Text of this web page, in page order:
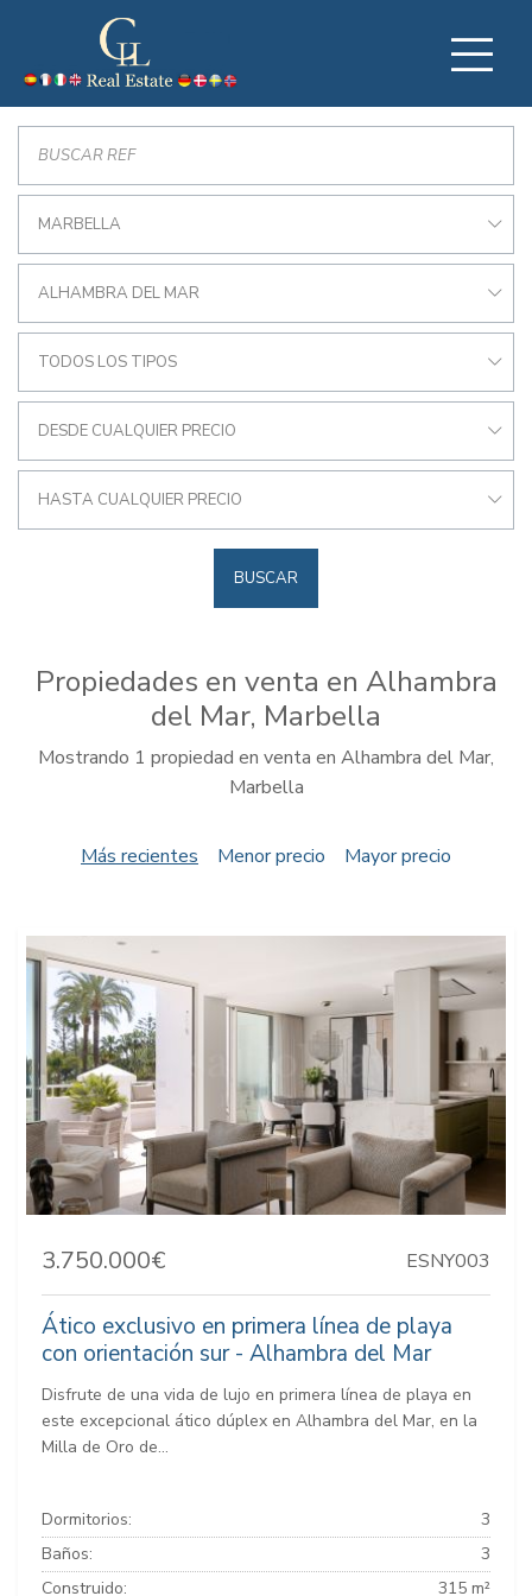
MARBELLA
ALHAMBRA DEL MAR
TODOS LOS TIPOS
DESDE CUALQUIER PRECIO
HASTA CUALQUIER PRECIO
BUSCAR
Propiedades en venta en Alhambra
del Mar, Marbella
Mostrando 1 propiedad en venta en Alhambra del Mar,
Marbella
Más recientes Menor precio Mayor precio
3.750.000€ ESNY003
Ático exclusivo en primera línea de playa
con orientación sur - Alhambra del Mar
Disfrute de una vida de lujo en primera línea de playa en
este excepcional ático dúplex en Alhambra del Mar, en la
Milla de Oro de...
Dormitorios:
3
Baños:
3
Construido:
315 m²